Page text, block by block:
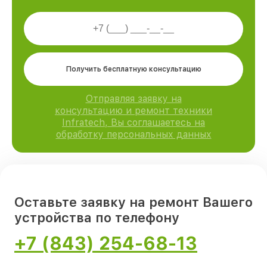
Получить бесплатную консультацию
Отправляя заявку на
консультацию и ремонт техники
Infratech, Вы соглашаетесь на
обработку персональных данных
Оставьте заявку на ремонт Вашего
устройства по телефону
+7 (843) 254-68-13